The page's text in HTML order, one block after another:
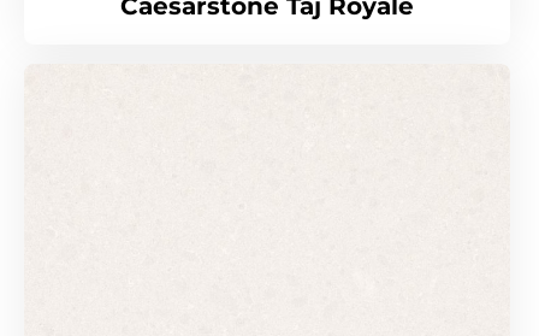
Caesarstone Taj Royale